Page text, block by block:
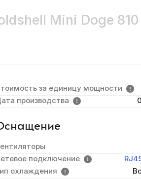
Mini Doge
за единицу мощности
производства
подключение
охлаждения